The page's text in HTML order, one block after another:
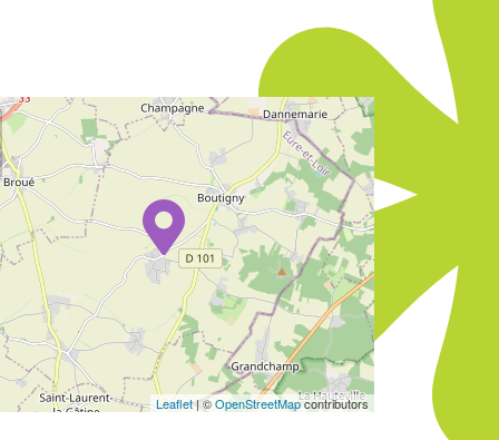
Leaflet| ©OpenStreetMapcontributors